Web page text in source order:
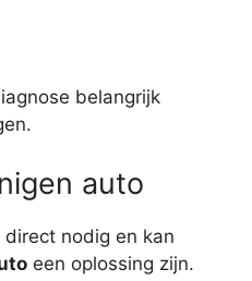
belangrijk
auto
nodig en kan
een oplossing zijn.